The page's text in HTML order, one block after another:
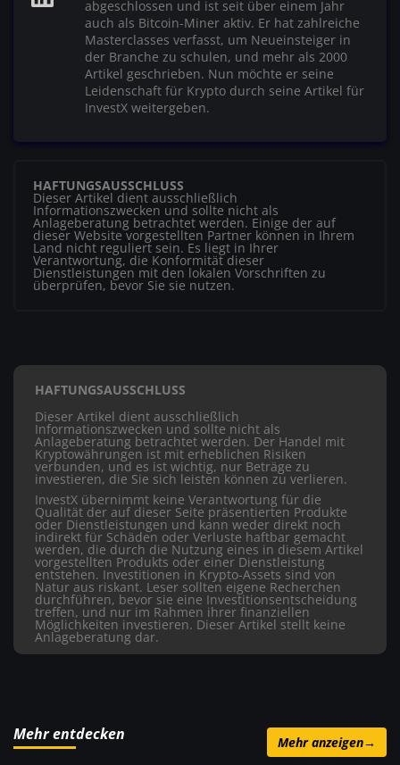
abgeschlossen und ist seit über einem Jahr
auch als Bitcoin-Miner aktiv. Er hat zahlreiche
Masterclasses verfasst, um Neueinsteiger in
der Branche zu schulen, und mehr als 2000
Artikel geschrieben. Nun möchte er seine
Leidenschaft für Krypto durch seine Artikel für
InvestX weitergeben.
HAFTUNGSAUSSCHLUSS
Dieser Artikel dient ausschließlich
Informationszwecken und sollte nicht als
Anlageberatung betrachtet werden. Einige der auf
dieser Website vorgestellten Partner können in Ihrem
Land nicht reguliert sein. Es liegt in Ihrer
Verantwortung, die Konformität dieser
Dienstleistungen mit den lokalen Vorschriften zu
überprüfen, bevor Sie sie nutzen.
HAFTUNGSAUSSCHLUSS
Dieser Artikel dient ausschließlich
Informationszwecken und sollte nicht als
Anlageberatung betrachtet werden. Der Handel mit
Kryptowährungen ist mit erheblichen Risiken
verbunden, und es ist wichtig, nur Beträge zu
investieren, die Sie sich leisten können zu verlieren.
InvestX übernimmt keine Verantwortung für die
Qualität der auf dieser Seite präsentierten Produkte
oder Dienstleistungen und kann weder direkt noch
indirekt für Schäden oder Verluste haftbar gemacht
werden, die durch die Nutzung eines in diesem Artikel
vorgestellten Produkts oder einer Dienstleistung
entstehen. Investitionen in Krypto-Assets sind von
Natur aus riskant. Leser sollten eigene Recherchen
durchführen, bevor sie eine Investitionsentscheidung
treffen, und nur im Rahmen ihrer finanziellen
Möglichkeiten investieren. Dieser Artikel stellt keine
Anlageberatung dar.
Mehr entdecken Mehr anzeigen→